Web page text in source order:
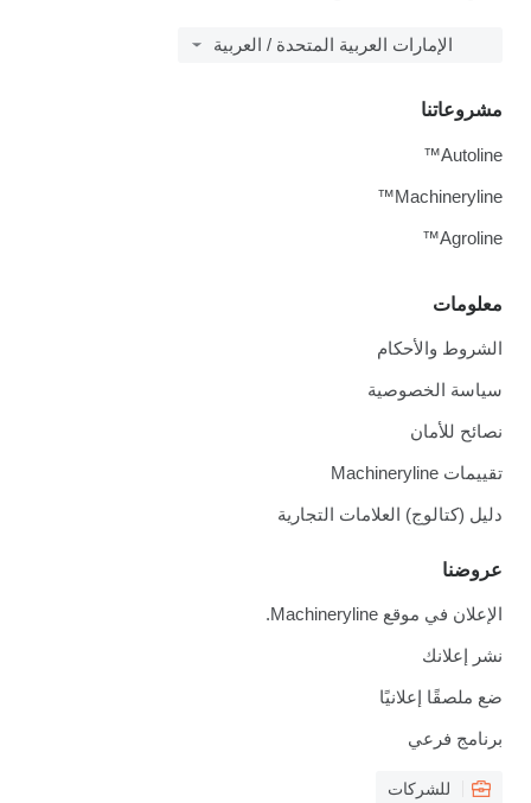
الإمارات العربية المتحدة / العربية
معلومات
الشروط والأحكام
سياسة الخصوصية
نصائح للأمان
تقييمات Machineryline
دليل (كتالوج) العلامات التجارية
عروضنا
الإعلان في موقع Machineryline.
نشر إعلانك
ضع ملصقًا إعلانيًا
برنامج فرعي
للشركات
مشروعاتنا
Autoline™
Machineryline™
Agroline™